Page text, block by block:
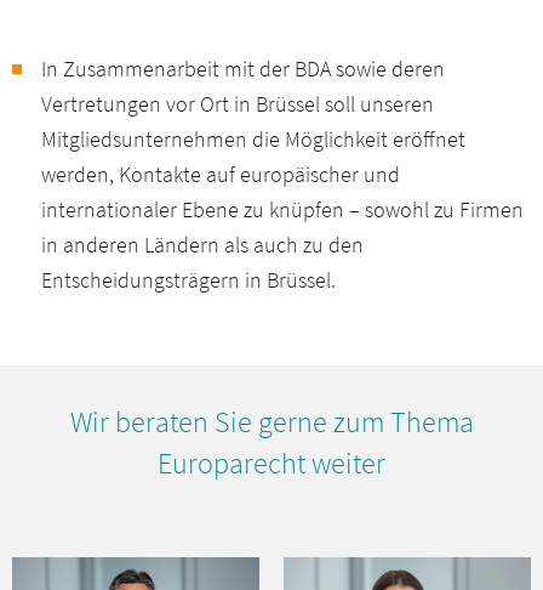
In Zusammenarbeit mit der BDA sowie deren
Vertretungen vor Ort in Brüssel soll unseren
Mitgliedsunternehmen die Möglichkeit eröffnet
werden, Kontakte auf europäischer und
internationaler Ebene zu knüpfen – sowohl zu Firmen
in anderen Ländern als auch zu den
Entscheidungsträgern in Brüssel.
Wir beraten Sie gerne zum Thema
Europarecht weiter